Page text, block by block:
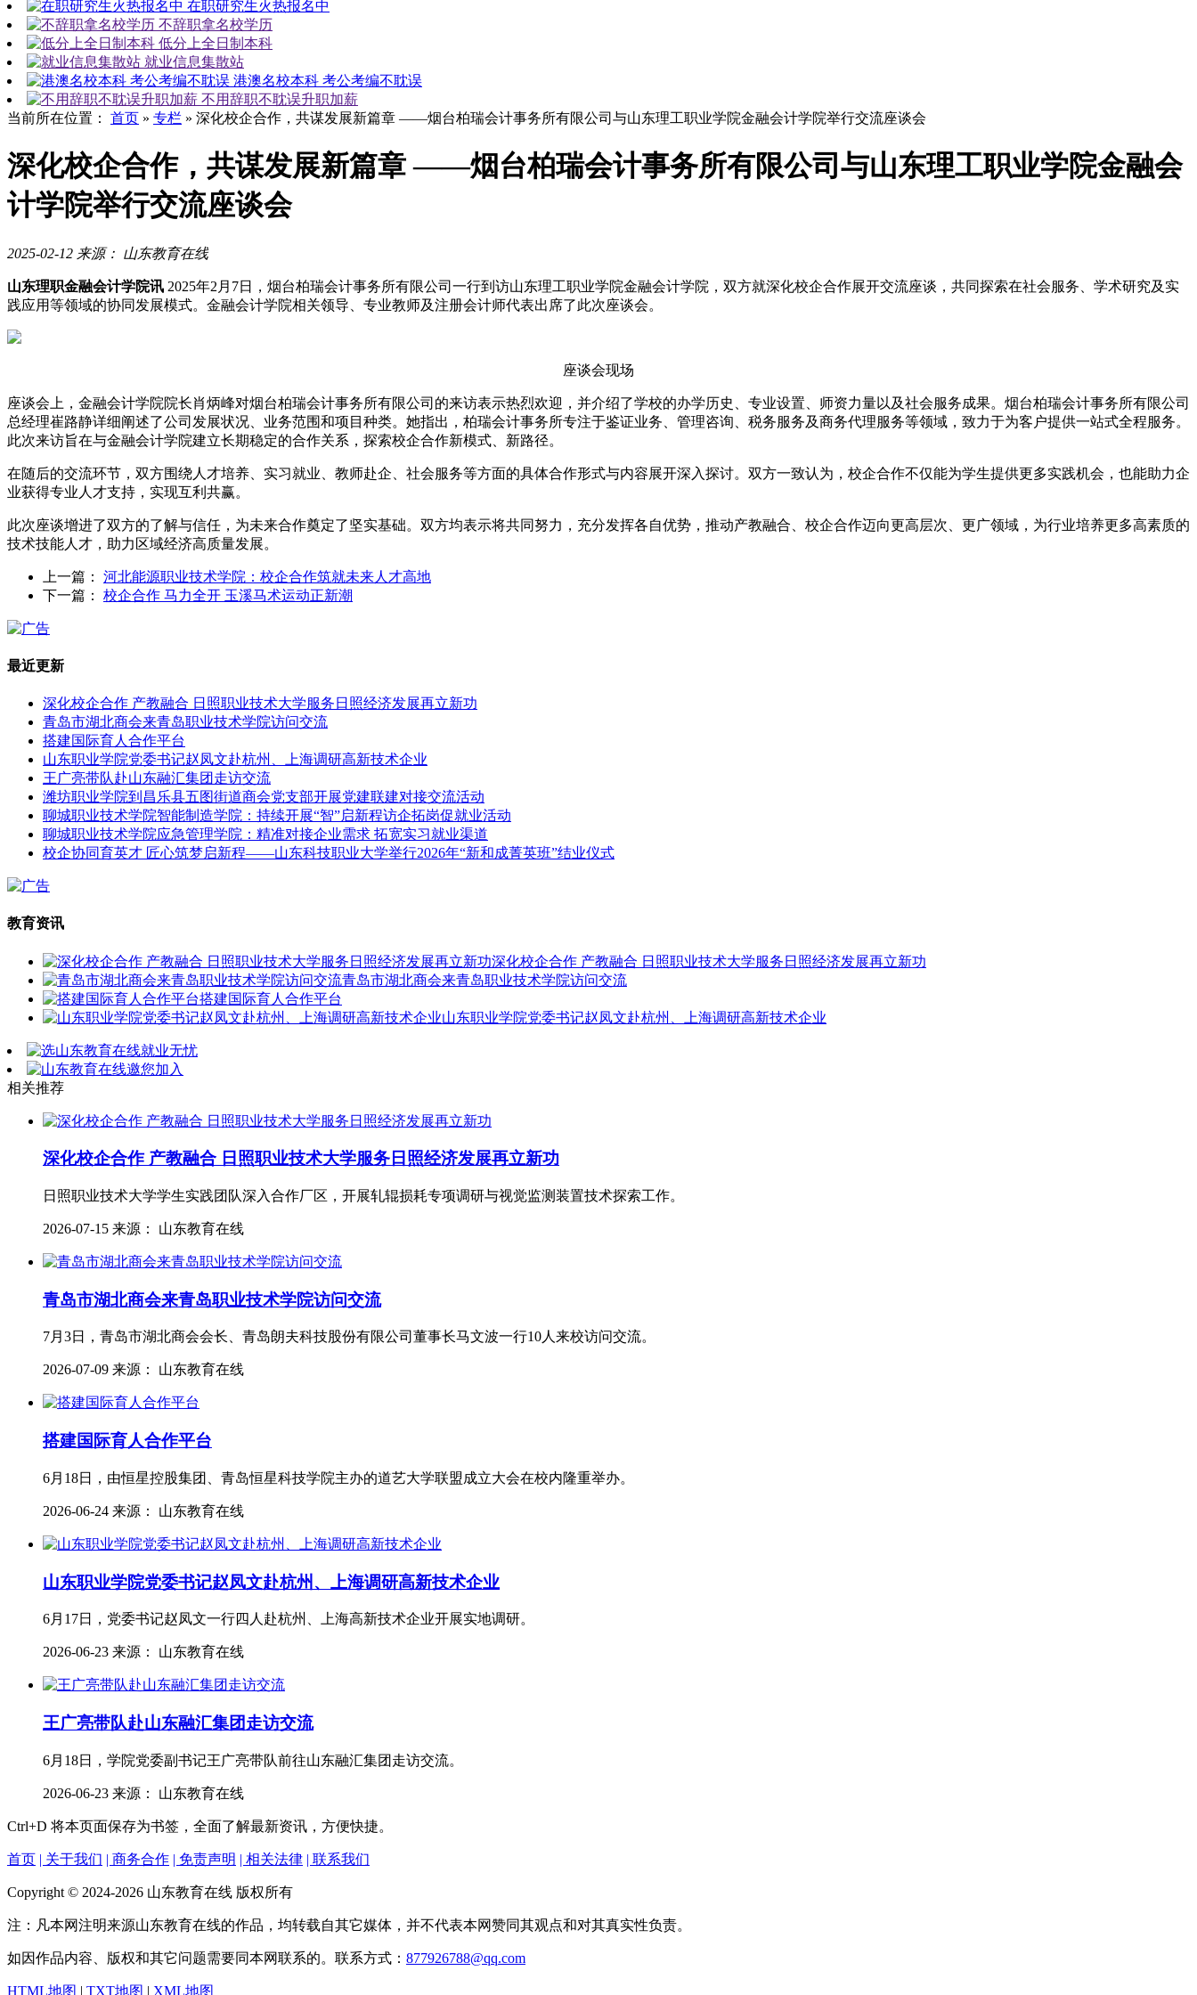
在职研究生火热报名中
不辞职拿名校学历
低分上全日制本科
就业信息集散站
港澳名校本科 考公考编不耽误
不用辞职不耽误升职加薪
当前所在位置： 首页 » 专栏 » 深化校企合作，共谋发展新篇章 ——烟台柏瑞会计事务所有限公司与山东理工职业学院金融会计学院举行交流座谈会
深化校企合作，共谋发展新篇章 ——烟台柏瑞会计事务所有限公司与山东理工职业学院金融会
计学院举行交流座谈会
2025-02-12 来源： 山东教育在线
山东理职金融会计学院讯 2025年2月7日，烟台柏瑞会计事务所有限公司一行到访山东理工职业学院金融会计学院，双方就深化校企合作展开交流座谈，共同探索在社会服务、学术研究及实
践应用等领域的协同发展模式。金融会计学院相关领导、专业教师及注册会计师代表出席了此次座谈会。
座谈会现场
座谈会上，金融会计学院院长肖炳峰对烟台柏瑞会计事务所有限公司的来访表示热烈欢迎，并介绍了学校的办学历史、专业设置、师资力量以及社会服务成果。烟台柏瑞会计事务所有限公司
总经理崔路静详细阐述了公司发展状况、业务范围和项目种类。她指出，柏瑞会计事务所专注于鉴证业务、管理咨询、税务服务及商务代理服务等领域，致力于为客户提供一站式全程服务。
此次来访旨在与金融会计学院建立长期稳定的合作关系，探索校企合作新模式、新路径。
在随后的交流环节，双方围绕人才培养、实习就业、教师赴企、社会服务等方面的具体合作形式与内容展开深入探讨。双方一致认为，校企合作不仅能为学生提供更多实践机会，也能助力企
业获得专业人才支持，实现互利共赢。
此次座谈增进了双方的了解与信任，为未来合作奠定了坚实基础。双方均表示将共同努力，充分发挥各自优势，推动产教融合、校企合作迈向更高层次、更广领域，为行业培养更多高素质的
技术技能人才，助力区域经济高质量发展。
上一篇： 河北能源职业技术学院：校企合作筑就未来人才高地
下一篇： 校企合作 马力全开 玉溪马术运动正新潮
最近更新
深化校企合作 产教融合 日照职业技术大学服务日照经济发展再立新功
青岛市湖北商会来青岛职业技术学院访问交流
搭建国际育人合作平台
山东职业学院党委书记赵凤文赴杭州、上海调研高新技术企业
王广亮带队赴山东融汇集团走访交流
潍坊职业学院到昌乐县五图街道商会党支部开展党建联建对接交流活动
聊城职业技术学院智能制造学院：持续开展“智”启新程访企拓岗促就业活动
聊城职业技术学院应急管理学院：精准对接企业需求 拓宽实习就业渠道
校企协同育英才 匠心筑梦启新程——山东科技职业大学举行2026年“新和成菁英班”结业仪式
教育资讯
深化校企合作 产教融合 日照职业技术大学服务日照经济发展再立新功
青岛市湖北商会来青岛职业技术学院访问交流
搭建国际育人合作平台
山东职业学院党委书记赵凤文赴杭州、上海调研高新技术企业
相关推荐
深化校企合作 产教融合 日照职业技术大学服务日照经济发展再立新功
日照职业技术大学学生实践团队深入合作厂区，开展轧辊损耗专项调研与视觉监测装置技术探索工作。
2026-07-15 来源： 山东教育在线
青岛市湖北商会来青岛职业技术学院访问交流
7月3日，青岛市湖北商会会长、青岛朗夫科技股份有限公司董事长马文波一行10人来校访问交流。
2026-07-09 来源： 山东教育在线
搭建国际育人合作平台
6月18日，由恒星控股集团、青岛恒星科技学院主办的道艺大学联盟成立大会在校内隆重举办。
2026-06-24 来源： 山东教育在线
山东职业学院党委书记赵凤文赴杭州、上海调研高新技术企业
6月17日，党委书记赵凤文一行四人赴杭州、上海高新技术企业开展实地调研。
2026-06-23 来源： 山东教育在线
王广亮带队赴山东融汇集团走访交流
6月18日，学院党委副书记王广亮带队前往山东融汇集团走访交流。
2026-06-23 来源： 山东教育在线
Ctrl+D 将本页面保存为书签，全面了解最新资讯，方便快捷。
首页 | 关于我们 | 商务合作 | 免责声明 | 相关法律 | 联系我们
Copyright © 2024-2026 山东教育在线 版权所有
注：凡本网注明来源山东教育在线的作品，均转载自其它媒体，并不代表本网赞同其观点和对其真实性负责。
如因作品内容、版权和其它问题需要同本网联系的。联系方式： 877926788@qq.com
HTML地图 | TXT地图 | XML地图